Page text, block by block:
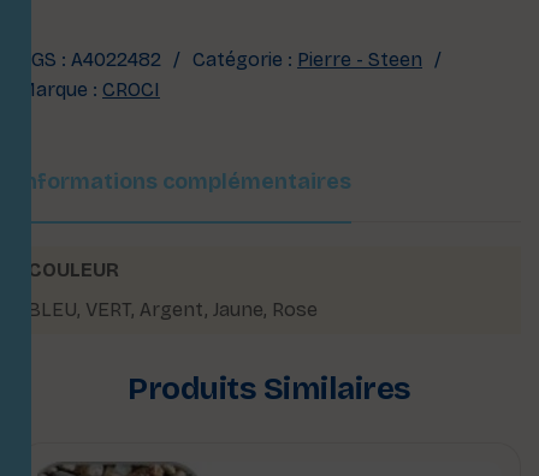
UGS : A4022482 Catégorie : Pierre - Steen
Marque : CROCI
Informations complémentaires
COULEUR
BLEU, VERT, Argent, Jaune, Rose
Produits Similaires